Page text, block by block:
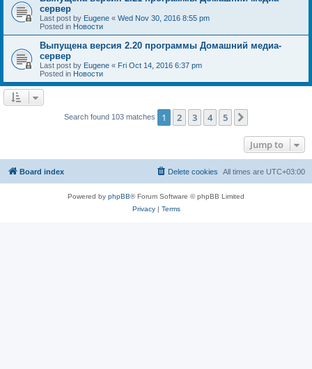
сервер
Last post by Eugene « Wed Nov 30, 2016 8:55 pm
Posted in Новости
Выпущена версия 2.20 программы Домашний медиа-
сервер
Last post by Eugene « Fri Oct 14, 2016 6:37 pm
Posted in Новости
Search found 103 matches 1 2 3 4 5
Jump to
Board index All times are UTC+03:00
Delete cookies
Powered by phpBB® Forum Software © phpBB Limited
Privacy| Terms